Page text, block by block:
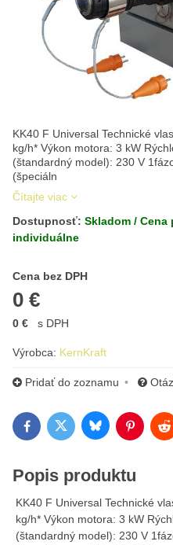
KK40 F Universal Technické
kg/h* Výkon motora: 3 kW
(štandardný model): 230 V
(špeciáln
Čítajte viac
Dostupnosť: Skladom /
individuálne
Cena bez DPH
0 €
Cena s DPH
0 € s DPH
Výrobca: KernKraft
Pridať do zoznamu
FacebookTwitterBlueskyPinterest
Popis produktu
KK40 F Universal Technické
kg/h* Výkon motora: 3 kW
(štandardný model): 230 V